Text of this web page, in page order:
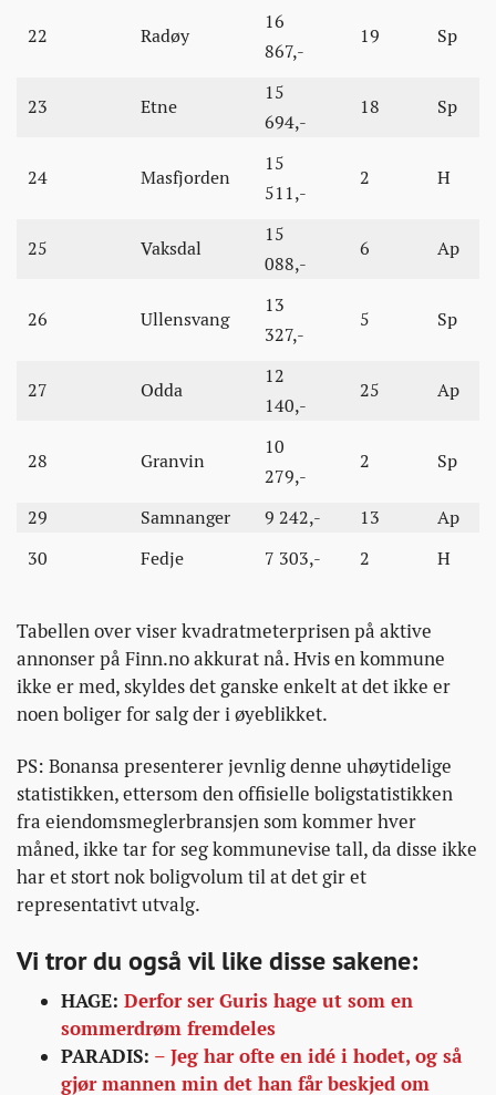
22 Radøy
16
867,-
19 Sp
23 Etne
15
694,-
18 Sp
24 Masfjorden
15
511,-
2 H
25 Vaksdal
15
088,-
6 Ap
26 Ullensvang
13
327,-
5 Sp
27 Odda
12
140,-
25 Ap
28 Granvin
10
279,-
2 Sp
29 Samnanger 9 242,- 13
Ap
30
Fedje 7 303,- 2 H
Tabellen over viser kvadratmeterprisen på aktive
annonser på Finn.no akkurat nå. Hvis en kommune
ikke er med, skyldes det ganske enkelt at det ikke er
noen boliger for salg der i øyeblikket.
PS: Bonansa presenterer jevnlig denne uhøytidelige
statistikken, ettersom den offisielle boligstatistikken
fra eiendomsmeglerbransjen som kommer hver
måned, ikke tar for seg kommunevise tall, da disse ikke
har et stort nok boligvolum til at det gir et
representativt utvalg.
Vi tror du også vil like disse sakene:
HAGE: Derfor ser Guris hage ut som en
sommerdrøm fremdeles
PARADIS: – Jeg har ofte en idé i hodet, og så
gjør mannen min det han får beskjed om